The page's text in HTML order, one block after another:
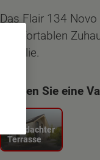
Das Flair 134 Novo
komfortablen
Familie.
Wählen Sie eine
überdachter
Terrasse